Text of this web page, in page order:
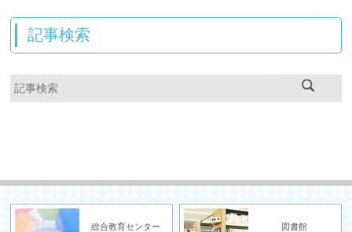
記事検索
総合教育センター 図書館